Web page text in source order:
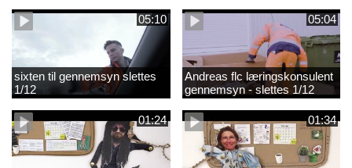
05:10
sixten til gennemsyn slettes
1/12
05:04
Andreas flc læringskonsulent
gennemsyn - slettes 1/12
01:24 01:34